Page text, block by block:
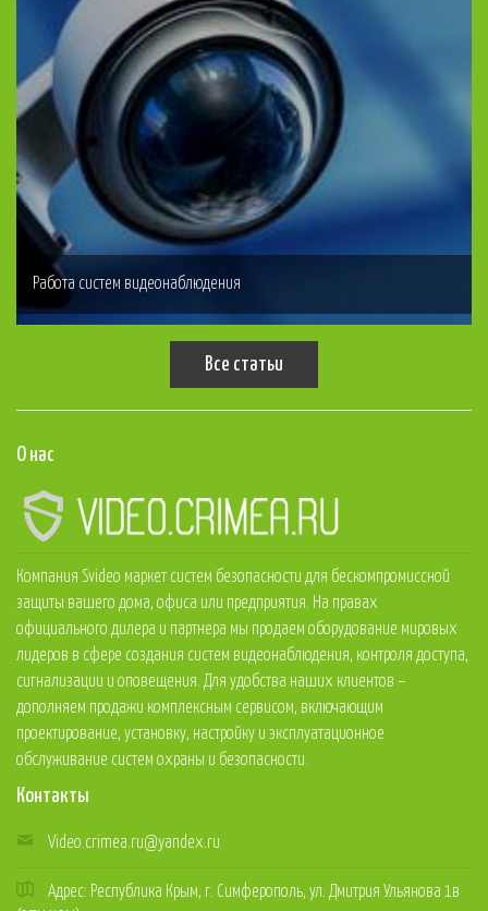
Работа систем видеонаблюдения
Все статьи
О нас
Компания Svideo маркет систем безопасности для бескомпромиссной
защиты вашего дома, офиса или предприятия. На правах
официального дилера и партнера мы продаем оборудование мировых
лидеров в сфере создания систем видеонаблюдения, контроля доступа,
сигнализации и оповещения. Для удобства наших клиентов –
дополняем продажи комплексным сервисом, включающим
проектирование, установку, настройку и эксплуатационное
обслуживание систем охраны и безопасности.
Контакты
Video.crimea.ru@yandex.ru
Адрес: Республика Крым, г. Симферополь, ул. Дмитрия Ульянова 1в